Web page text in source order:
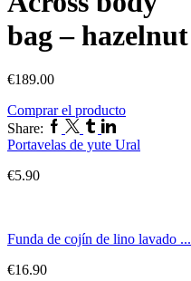
bag – hazelnut
€189.00
Comprar el producto
Share: Facebook
Twitter
TumblrLinkedin
Portavelas de yute Ural
€5.90
Funda de cojín de lino lavado ...
€16.90